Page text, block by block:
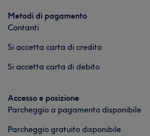
Metodi di pagamento
Contanti
Si accetta carta di credito
Si accetta carta di debito
Accesso e posizione
Parcheggio a pagamento disponibile
Parcheggio gratuito disponibile